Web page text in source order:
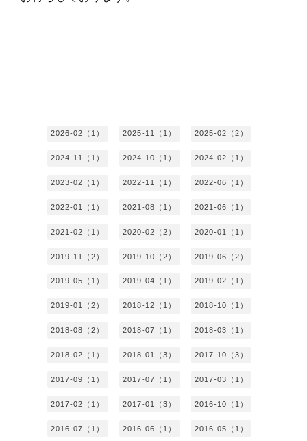
2026-02（1） 2025-11（1） 2025-02（2）
2024-11（1） 2024-10（1） 2024-02（1）
2023-02（1） 2022-11（1） 2022-06（1）
2022-01（1） 2021-08（1） 2021-06（1）
2021-02（1） 2020-02（2） 2020-01（1）
2019-11（2） 2019-10（2） 2019-06（2）
2019-05（1） 2019-04（1） 2019-02（1）
2019-01（2） 2018-12（1） 2018-10（1）
2018-08（2） 2018-07（1） 2018-03（1）
2018-02（1） 2018-01（3） 2017-10（3）
2017-09（1） 2017-07（1） 2017-03（1）
2017-02（1） 2017-01（3） 2016-10（1）
2016-07（1） 2016-06（1） 2016-05（1）